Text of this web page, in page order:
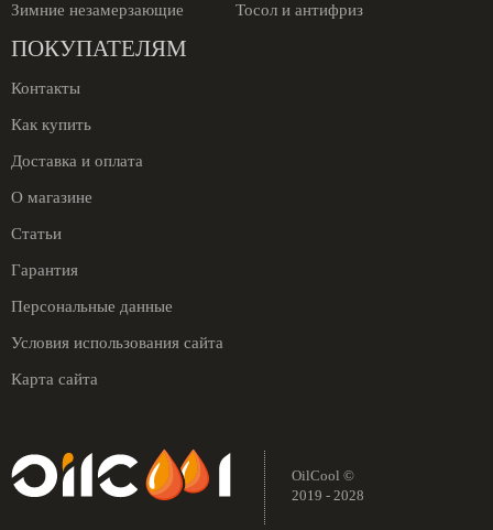
Зимние незамерзающие Тосол и антифриз
ПОКУПАТЕЛЯМ
Контакты
Как купить
Доставка и оплата
О магазине
Статьи
Гарантия
Персональные данные
Условия использования сайта
Карта сайта
OilCool ©
2019 - 2028